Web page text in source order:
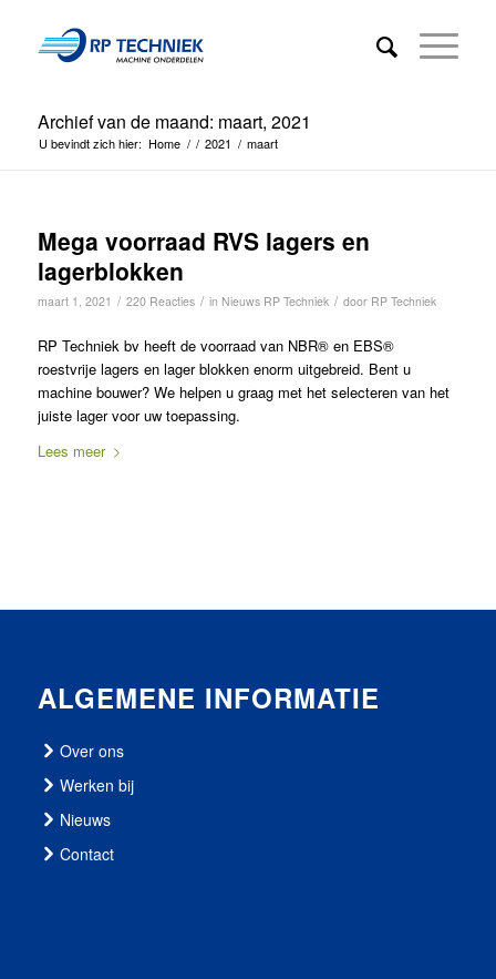
Archief van de maand: maart, 2021
U bevindt zich hier: Home / / 2021 / maart
Mega voorraad RVS lagers en
lagerblokken
maart 1, 2021 / 220 Reacties / in Nieuws RP Techniek / door RP Techniek
RP Techniek bv heeft de voorraad van NBR® en EBS®
roestvrije lagers en lager blokken enorm uitgebreid. Bent u
machine bouwer? We helpen u graag met het selecteren van het
juiste lager voor uw toepassing.
Lees meer
ALGEMENE INFORMATIE
Over ons
Werken bij
Nieuws
Contact